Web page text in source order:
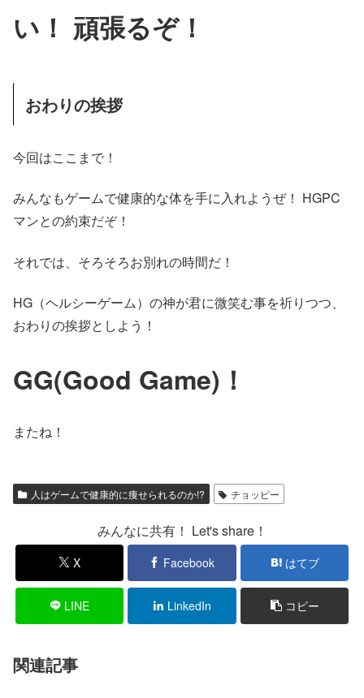
い！ 頑張るぞ！
おわりの挨拶
今回はここまで！
みんなもゲームで健康的な体を手に入れようぜ！ HGPC
マンとの約束だぞ！
それでは、そろそろお別れの時間だ！
HG（ヘルシーゲーム）の神が君に微笑む事を祈りつつ、
おわりの挨拶としよう！
GG(Good Game)！
またね！
人はゲームで健康的に痩せられるのか!? チョッピー
みんなに共有！ Let's share！
X Facebook はてブ
LINE LinkedIn コピー
関連記事